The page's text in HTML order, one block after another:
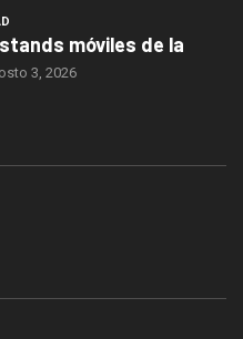
móviles de la
3, 2026